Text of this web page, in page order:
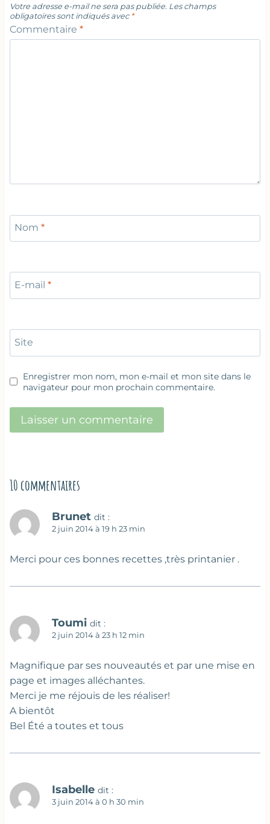
Votre adresse e-mail ne sera pas publiée. Les champs
obligatoires sont indiqués avec *
Commentaire *
Nom *
E-mail *
Site
Enregistrer mon nom, mon e-mail et mon site dans le
navigateur pour mon prochain commentaire.
10 commentaires
Brunet dit :
2 juin 2014 à 19 h 23 min
Merci pour ces bonnes recettes ,très printanier .
Toumi dit :
2 juin 2014 à 23 h 12 min
Magnifique par ses nouveautés et par une mise en
page et images alléchantes.
Merci je me réjouis de les réaliser!
A bientôt
Bel Été a toutes et tous
Isabelle dit :
3 juin 2014 à 0 h 30 min